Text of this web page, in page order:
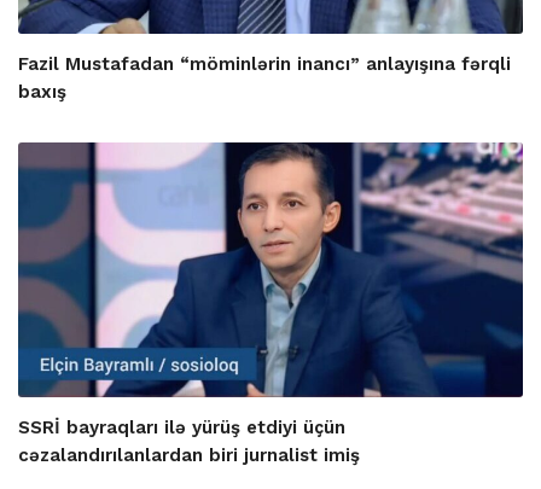
Fazil Mustafadan “möminlərin inancı” anlayışına fərqli
baxış
SSRİ bayraqları ilə yürüş etdiyi üçün
cəzalandırılanlardan biri jurnalist imiş